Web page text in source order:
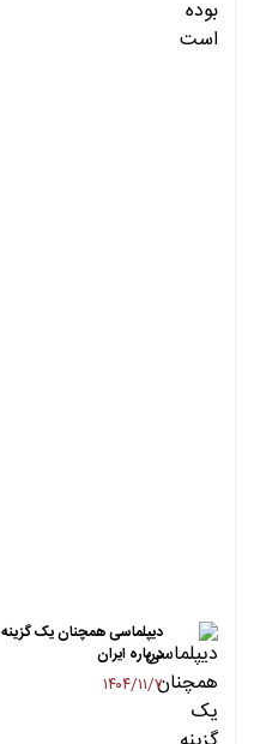
دیپلماسی همچنان یک گزینه
درباره ایران
۱۴۰۴/۱۱/۷